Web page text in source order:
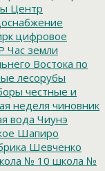
Центр
цифровое
Час земли
Востока по
лесорубы
честные и
неделя чиновник
вода Чиунэ
Шапиро
Шевченко
№ 10 школа №